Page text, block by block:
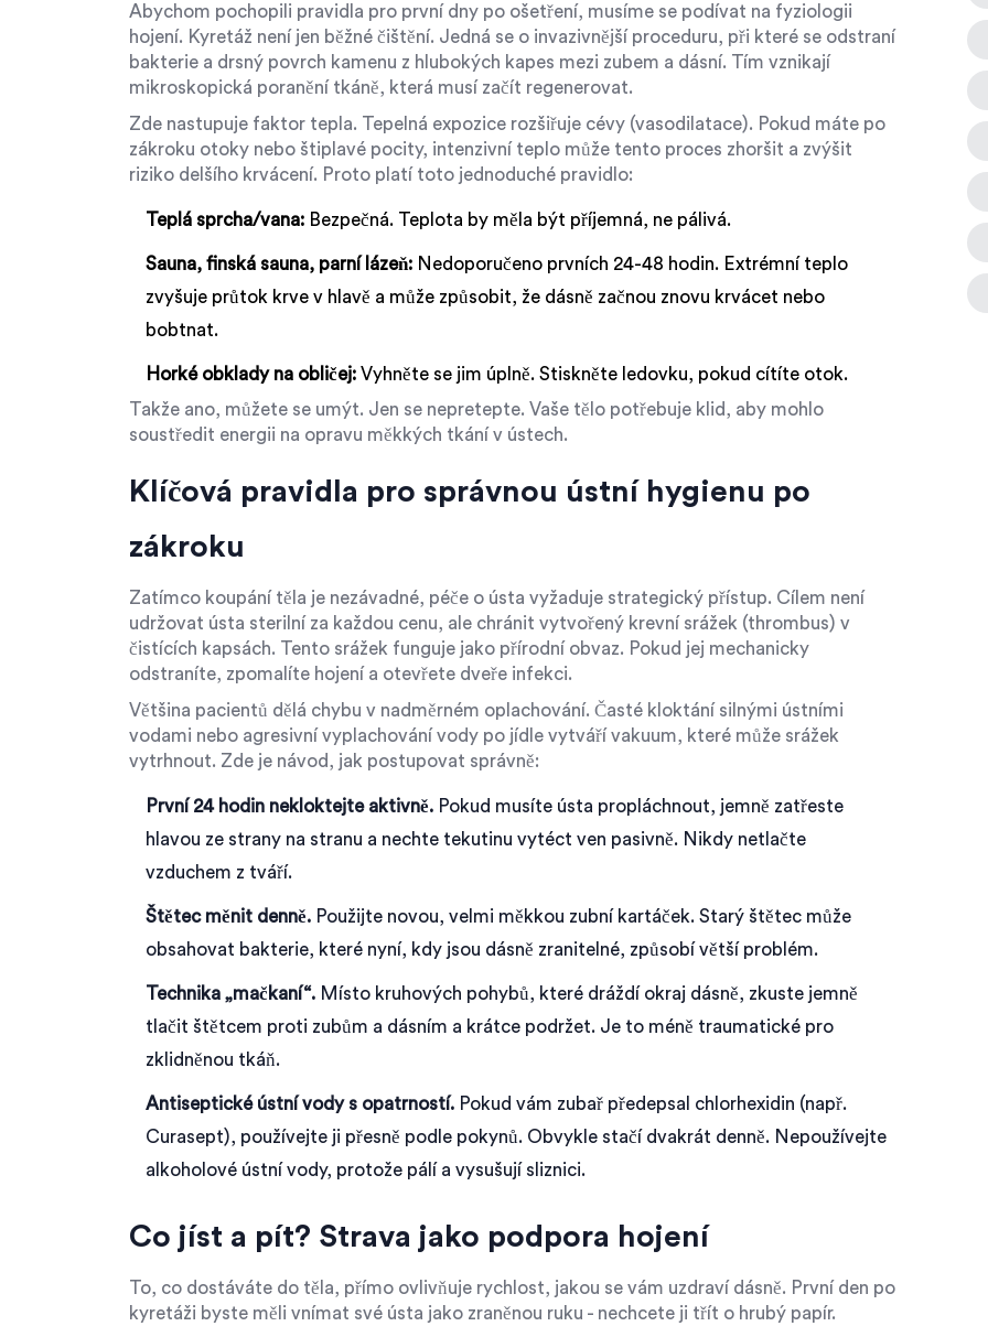
Abychom pochopili pravidla pro první dny po ošetření, musíme se podívat na fyziologii
hojení. Kyretáž není jen běžné čištění. Jedná se o invazivnější proceduru, při které se odstraní
bakterie a drsný povrch kamenu z hlubokých kapes mezi zubem a dásní. Tím vznikají
mikroskopická poranění tkáně, která musí začít regenerovat.
Zde nastupuje faktor tepla. Tepelná expozice rozšiřuje cévy (vasodilatace). Pokud máte po
zákroku otoky nebo štiplavé pocity, intenzivní teplo může tento proces zhoršit a zvýšit
riziko delšího krvácení. Proto platí toto jednoduché pravidlo:
Teplá sprcha/vana: Bezpečná. Teplota by měla být příjemná, ne pálivá.
Sauna, finská sauna, parní lázeň: Nedoporučeno prvních 24-48 hodin. Extrémní teplo
zvyšuje průtok krve v hlavě a může způsobit, že dásně začnou znovu krvácet nebo
bobtnat.
Horké obklady na obličej: Vyhněte se jim úplně. Stiskněte ledovku, pokud cítíte otok.
Takže ano, můžete se umýt. Jen se nepretepte. Vaše tělo potřebuje klid, aby mohlo
soustředit energii na opravu měkkých tkání v ústech.
Klíčová pravidla pro správnou ústní hygienu po
zákroku
Zatímco koupání těla je nezávadné, péče o ústa vyžaduje strategický přístup. Cílem není
udržovat ústa sterilní za každou cenu, ale chránit vytvořený krevní srážek (thrombus) v
čistících kapsách. Tento srážek funguje jako přírodní obvaz. Pokud jej mechanicky
odstraníte, zpomalíte hojení a otevřete dveře infekci.
Většina pacientů dělá chybu v nadměrném oplachování. Časté kloktání silnými ústními
vodami nebo agresivní vyplachování vody po jídle vytváří vakuum, které může srážek
vytrhnout. Zde je návod, jak postupovat správně:
První 24 hodin nekloktejte aktivně. Pokud musíte ústa propláchnout, jemně zatřeste
hlavou ze strany na stranu a nechte tekutinu vytéct ven pasivně. Nikdy netlačte
vzduchem z tváří.
Štětec měnit denně. Použijte novou, velmi měkkou zubní kartáček. Starý štětec může
obsahovat bakterie, které nyní, kdy jsou dásně zranitelné, způsobí větší problém.
Technika „mačkaní“. Místo kruhových pohybů, které dráždí okraj dásně, zkuste jemně
tlačit štětcem proti zubům a dásním a krátce podržet. Je to méně traumatické pro
zklidněnou tkáň.
Antiseptické ústní vody s opatrností. Pokud vám zubař předepsal chlorhexidin (např.
Curasept), používejte ji přesně podle pokynů. Obvykle stačí dvakrát denně. Nepoužívejte
alkoholové ústní vody, protože pálí a vysušují sliznici.
Co jíst a pít? Strava jako podpora hojení
To, co dostáváte do těla, přímo ovlivňuje rychlost, jakou se vám uzdraví dásně. První den po
kyretáži byste měli vnímat své ústa jako zraněnou ruku - nechcete ji třít o hrubý papír.